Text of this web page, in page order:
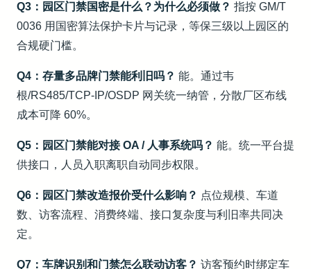
Q3：园区门禁国密是什么？为什么必须做？ 指按 GM/T
0036 用国密算法保护卡片与记录，等保三级以上园区的
合规硬门槛。
Q4：存量多品牌门禁能利旧吗？ 能。通过韦
根/RS485/TCP-IP/OSDP 网关统一纳管，分散厂区布线
成本可降 60%。
Q5：园区门禁能对接 OA / 人事系统吗？ 能。统一平台提
供接口，人员入职离职自动同步权限。
Q6：园区门禁改造报价受什么影响？ 点位规模、车道
数、访客流程、消费终端、接口复杂度与利旧率共同决
定。
Q7：车牌识别和门禁怎么联动访客？ 访客预约时绑定车